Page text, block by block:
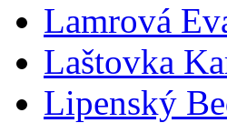
Lamrová
Laštovka
Lipenský